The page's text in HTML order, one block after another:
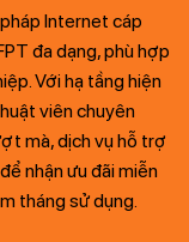
Internet cáp
đa dạng, phù hợp
Với hạ tầng hiện
viên chuyên
mà, dịch vụ hỗ trợ
nhận ưu đãi miễn
tháng sử dụng.